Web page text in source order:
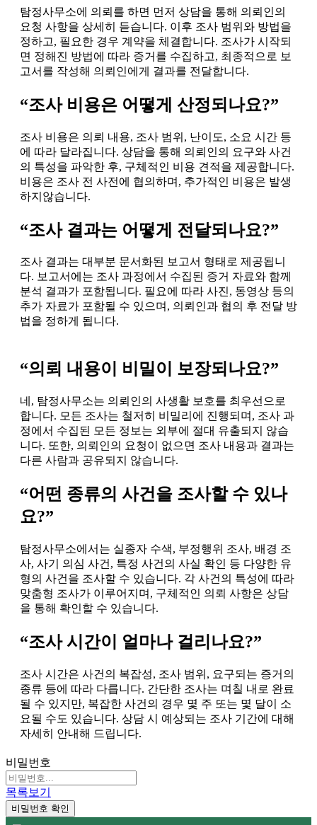
탐정사무소에 의뢰를 하면 먼저 상담을 통해 의뢰인의
요청 사항을 상세히 듣습니다. 이후 조사 범위와 방법을
정하고, 필요한 경우 계약을 체결합니다. 조사가 시작되
면 정해진 방법에 따라 증거를 수집하고, 최종적으로 보
고서를 작성해 의뢰인에게 결과를 전달합니다.
“조사 비용은 어떻게 산정되나요?”
조사 비용은 의뢰 내용, 조사 범위, 난이도, 소요 시간 등
에 따라 달라집니다. 상담을 통해 의뢰인의 요구와 사건
의 특성을 파악한 후, 구체적인 비용 견적을 제공합니다.
비용은 조사 전 사전에 협의하며, 추가적인 비용은 발생
하지않습니다.
“조사 결과는 어떻게 전달되나요?”
조사 결과는 대부분 문서화된 보고서 형태로 제공됩니
다. 보고서에는 조사 과정에서 수집된 증거 자료와 함께
분석 결과가 포함됩니다. 필요에 따라 사진, 동영상 등의
추가 자료가 포함될 수 있으며, 의뢰인과 협의 후 전달 방
법을 정하게 됩니다.
“의뢰 내용이 비밀이 보장되나요?”
네, 탐정사무소는 의뢰인의 사생활 보호를 최우선으로
합니다. 모든 조사는 철저히 비밀리에 진행되며, 조사 과
정에서 수집된 모든 정보는 외부에 절대 유출되지 않습
니다. 또한, 의뢰인의 요청이 없으면 조사 내용과 결과는
다른 사람과 공유되지 않습니다.
“어떤 종류의 사건을 조사할 수 있나
요?”
탐정사무소에서는 실종자 수색, 부정행위 조사, 배경 조
사, 사기 의심 사건, 특정 사건의 사실 확인 등 다양한 유
형의 사건을 조사할 수 있습니다. 각 사건의 특성에 따라
맞춤형 조사가 이루어지며, 구체적인 의뢰 사항은 상담
을 통해 확인할 수 있습니다.
“조사 시간이 얼마나 걸리나요?”
조사 시간은 사건의 복잡성, 조사 범위, 요구되는 증거의
종류 등에 따라 다릅니다. 간단한 조사는 며칠 내로 완료
될 수 있지만, 복잡한 사건의 경우 몇 주 또는 몇 달이 소
요될 수도 있습니다. 상담 시 예상되는 조사 기간에 대해
자세히 안내해 드립니다.
비밀번호
목록보기
비밀번호 확인